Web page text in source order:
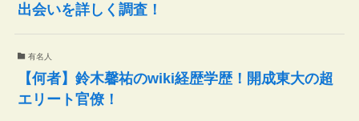
出会いを詳しく調査！
有名人
【何者】鈴木馨祐のwiki経歴学歴！開成東大の超
エリート官僚！